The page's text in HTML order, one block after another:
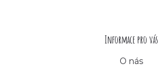
Informace pro vás
O nás